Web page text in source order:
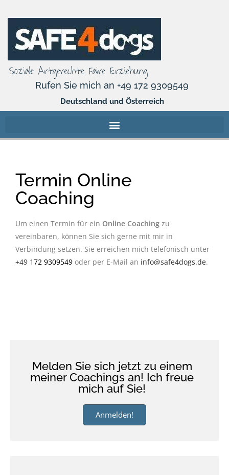
Soziale Artgerechte Faire Erziehung
Rufen Sie mich an +49 172 9309549
Deutschland und Österreich
Termin Online
Coaching
Um einen Termin für ein Online Coaching zu
vereinbaren, können Sie sich gerne mit mir in
Verbindung setzen. Sie erreichen mich telefonisch unter
+49 172 9309549 oder per E-Mail an info@safe4dogs.de.
Melden Sie sich jetzt zu einem
meiner Coachings an! Ich freue
mich auf Sie!
Anmelden!